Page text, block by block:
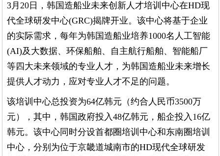
3月20日，韩国造船业未来创新人才培训中心在HD现
代全球研发中心(GRC)揭牌开业。该中心将基于企业
的实际需求，每年为韩国造船业培养1000名人工智能
(AI)及大数据、环保船舶、自主航行船舶、智能船厂
等四大未来领域的专业人才，为韩国造船业未来增长
提供人才动力，应对专业人才不足的问题。
该培训中心总投资为64亿韩元（约合人民币3500万
元），其中，韩国政府投入48亿韩元，船企投入16亿
韩元。该中心同时分设首都圈培训中心和东南圈培训
中心，分别为位于京畿道城南市的HD现代全球研发